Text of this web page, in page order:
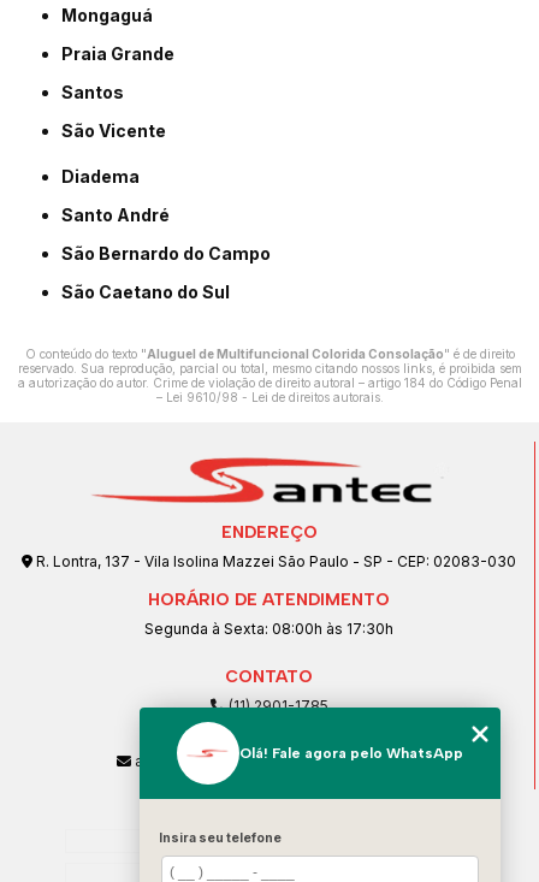
Mongaguá
Praia Grande
Santos
São Vicente
Diadema
Santo André
São Bernardo do Campo
São Caetano do Sul
O conteúdo do texto "Aluguel de Multifuncional Colorida Consolação" é de direito
reservado. Sua reprodução, parcial ou total, mesmo citando nossos links, é proibida sem
a autorização do autor. Crime de violação de direito autoral – artigo 184 do Código Penal
– Lei 9610/98 - Lei de direitos autorais.
ENDEREÇO
R. Lontra, 137 - Vila Isolina Mazzei São Paulo - SP - CEP: 02083-030
HORÁRIO DE ATENDIMENTO
Segunda à Sexta: 08:00h às 17:30h
CONTATO
(11) 2901-1785
(11) 99239-1832
atendimento@santeccopiadoras.com.br
Home
Empresa
Olá! Fale agora pelo WhatsApp
Insira seu telefone